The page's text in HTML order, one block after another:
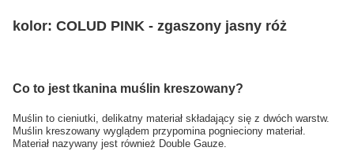
kolor: COLUD PINK - zgaszony jasny róż
Co to jest tkanina muślin kreszowany?
Muślin to cieniutki, delikatny materiał składający się z dwóch warstw.
Muślin kreszowany wyglądem przypomina pognieciony materiał.
Materiał nazywany jest również Double Gauze.